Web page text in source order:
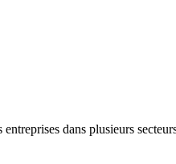
dans plusieurs